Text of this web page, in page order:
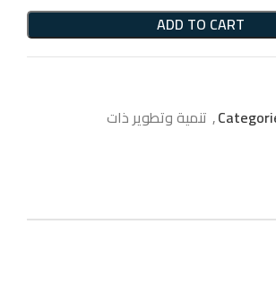
ADD TO CART
, تنمية وتطوير ذات